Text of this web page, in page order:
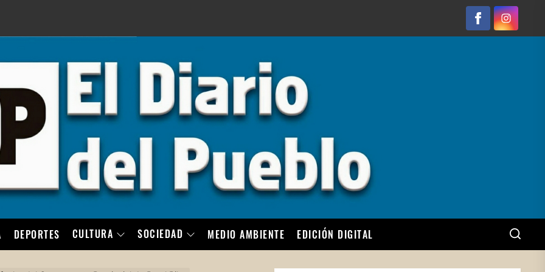
FacebookInstagram
DEPORTES CULTURA SOCIEDAD MEDIO AMBIENTE EDICIÓN DIGITAL